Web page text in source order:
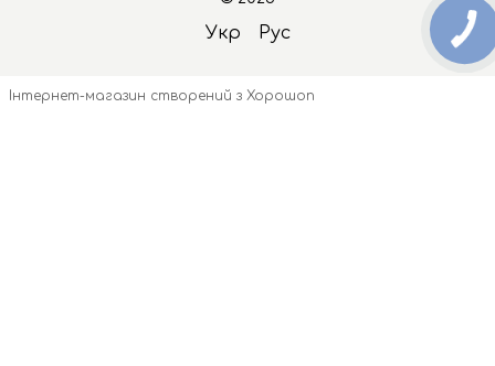
Укр Рус
Інтернет-магазин створений з Хорошоп